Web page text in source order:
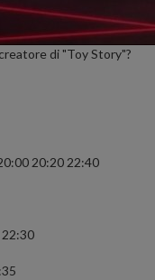
di "Toy Story"?
20:20 22:40
22:30